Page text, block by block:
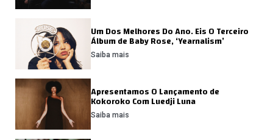
Um Dos Melhores Do Ano. Eis O Terceiro
Álbum de Baby Rose, ‘Yearnalism’
Saiba mais
Apresentamos O Lançamento de
Kokoroko Com Luedji Luna
Saiba mais